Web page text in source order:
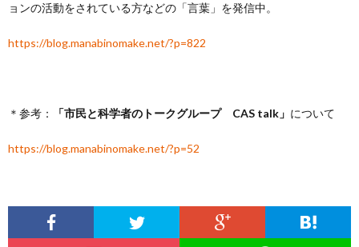
ョンの活動をされている方などの「言葉」を発信中。
https://blog.manabinomake.net/?p=822
＊参考： 「市民と科学者のトークグループ CAS talk」 について
https://blog.manabinomake.net/?p=52